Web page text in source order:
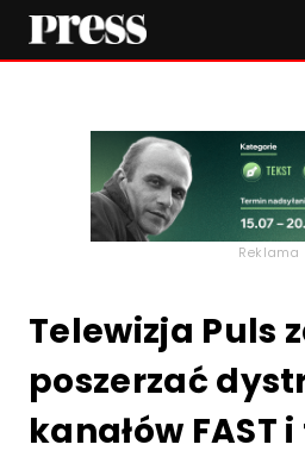
Reklama
Telewizja Puls
poszerzać
kanałów FAST